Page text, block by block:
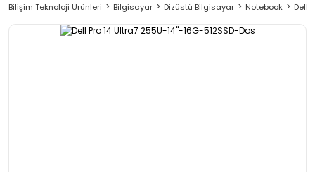
Bilişim Teknoloji Ürünleri Bilgisayar Dizüstü Bilgisayar Notebook Dell